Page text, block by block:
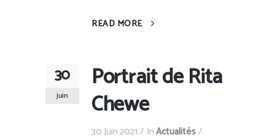
READ MORE
30
juin
Portrait de Rita
Chewe
30 Juin 2021 InActualités